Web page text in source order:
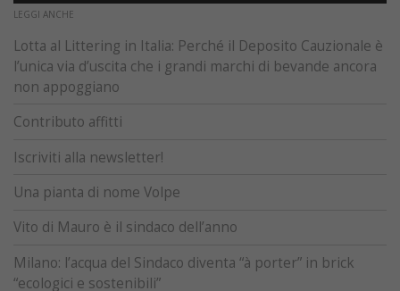
LEGGI ANCHE
Lotta al Littering in Italia: Perché il Deposito Cauzionale è
l’unica via d’uscita che i grandi marchi di bevande ancora
non appoggiano
Contributo affitti
Iscriviti alla newsletter!
Una pianta di nome Volpe
Vito di Mauro è il sindaco dell’anno
Milano: l’acqua del Sindaco diventa “à porter” in brick
“ecologici e sostenibili”